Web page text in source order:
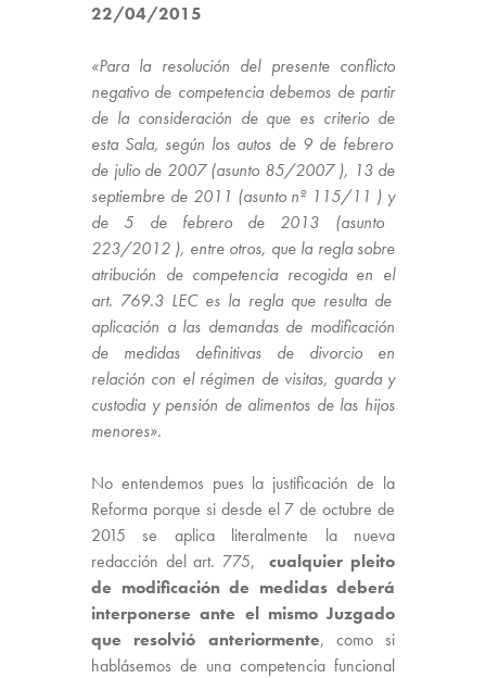
22/04/2015
«Para la resolución del presente conflicto
negativo de competenciadebemos de partir
de la consideración de que es criterio de
esta Sala, según los autos de 9 de febrero
de julio de 2007 (asunto 85/2007), 13 de
septiembre de 2011 (asunto nº 115/11 ) y
de 5 de febrero de 2013 (asunto
223/2012 ), entre otros, que la regla sobre
atribución de competencia recogida en el
art. 769.3 LECes la regla que resulta de
aplicación a las demandas de modificación
de medidas definitivas de divorcio en
relación con el régimen de visitas, guarda y
custodia y pensión de alimentos de las hijos
menores».
No entendemos pues la justificación de la
Reforma porque si desde el 7 de octubre de
2015 se aplica literalmente la nueva
redacción del art. 775,cualquier pleito
de modificación de medidas deberá
interponerse ante el mismo Juzgado
que resolvió anteriormente, como si
hablásemos de una competencia funcional